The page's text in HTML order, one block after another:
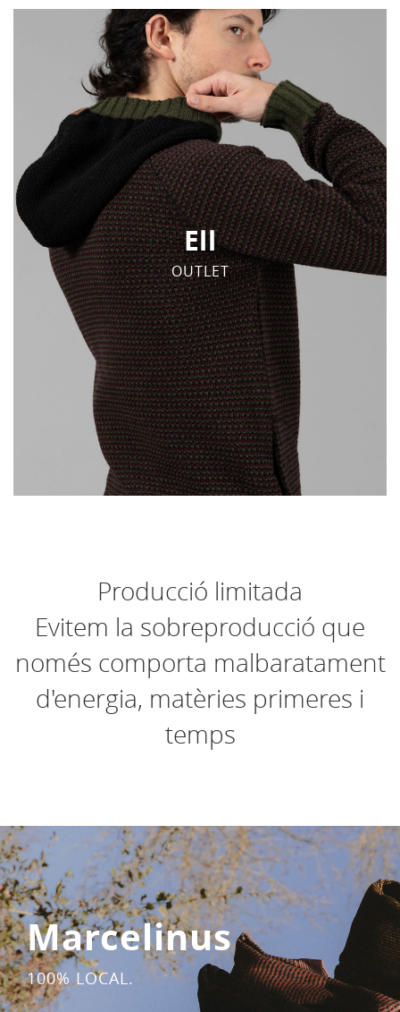
Ell
OUTLET
Producció limitada
Evitem la sobreproducció que
només comporta malbaratament
d'energia, matèries primeres i
temps
Marcelinus
100% LOCAL.